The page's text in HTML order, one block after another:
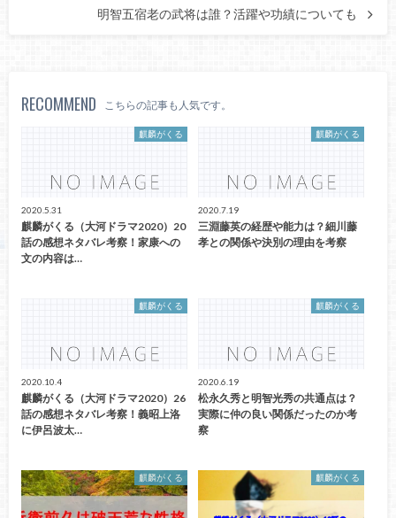
明智五宿老の武将は誰？活躍や功績についても
RECOMMEND こちらの記事も人気です。
麒麟がくる
2020.5.31
麒麟がくる（大河ドラマ2020）20
話の感想ネタバレ考察！家康への
文の内容は…
麒麟がくる
2020.7.19
三淵藤英の経歴や能力は？細川藤
孝との関係や決別の理由を考察
麒麟がくる
2020.10.4
麒麟がくる（大河ドラマ2020）26
話の感想ネタバレ考察！義昭上洛
に伊呂波太…
麒麟がくる
2020.6.19
松永久秀と明智光秀の共通点は？
実際に仲の良い関係だったのか考
察
麒麟がくる 麒麟がくる